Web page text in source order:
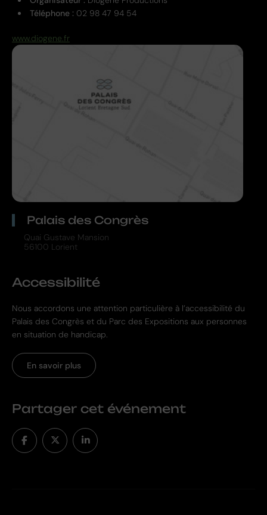
Téléphone : 02 98 47 94 54
www.diogene.fr
Palais des Congrès
Quai Gustave Mansion
56100 Lorient
Accessibilité
Nous accordons une attention particulière à l’accessibilité du
Palais des Congrès et du Parc des Expositions aux personnes
en situation de handicap.
En savoir plus
Partager cet événement